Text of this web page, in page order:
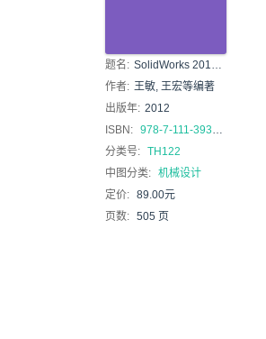
题名: SolidWorks 2012中文版完全自学手册
作者: 王敏, 王宏等编著
出版年: 2012
ISBN: 978-7-111-39309-2
分类号: TH122
中图分类: 机械设计
定价: 89.00元
页数: 505 页